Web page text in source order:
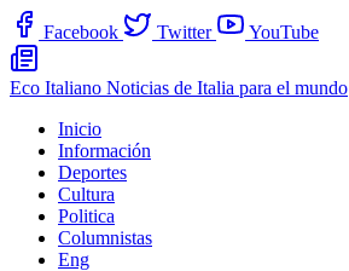
Facebook Twitter YouTube
Eco Italiano Noticias de Italia para el mundo
Inicio
Información
Deportes
Cultura
Politica
Columnistas
Eng